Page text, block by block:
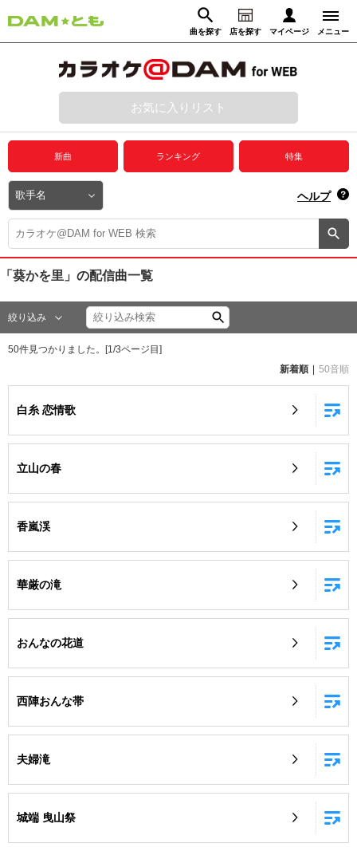
曲を探す 店を探す マイページ メニュー
動画からさがす 録音からさがす
ログイン
プレミアムサービス
DAM★とも動画
DAM★とも録音
カラオケ＠DAM
ユーザー検索
DAMの新曲・ランキングなど
自宅でカラオケ歌い放題！
お気に入りリスト
新曲 ランキング 特集
ヘルプ
「葵かを里」 の配信曲一覧
絞り込み
50件見つかりました。[1 /3ページ目]
新着順
50音順
白糸 恋情歌
立山の春
香嵐渓
華厳の滝
おんなの花道
西陣おんな帯
夫婦滝
城端 曳山祭